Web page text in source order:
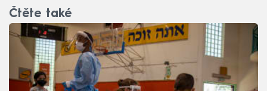
Čtěte také